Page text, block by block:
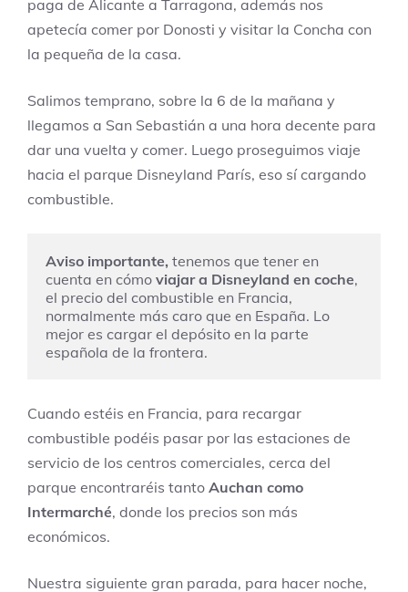
paga de Alicante a Tarragona, además nos
apetecía comer por Donosti y visitar la Concha con
la pequeña de la casa.
Salimos temprano, sobre la 6 de la mañana y
llegamos a San Sebastián a una hora decente para
dar una vuelta y comer. Luego proseguimos viaje
hacia el parque Disneyland París, eso sí cargando
combustible.
Aviso importante, tenemos que tener en
cuenta en cómo viajar a Disneyland en coche,
el precio del combustible en Francia,
normalmente más caro que en España. Lo
mejor es cargar el depósito en la parte
española de la frontera.
Cuando estéis en Francia, para recargar
combustible podéis pasar por las estaciones de
servicio de los centros comerciales, cerca del
parque encontraréis tanto Auchan como
Intermarché, donde los precios son más
económicos.
Nuestra siguiente gran parada, para hacer noche,